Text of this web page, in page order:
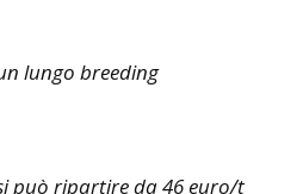
lungo breeding
può ripartire da 46 euro/t